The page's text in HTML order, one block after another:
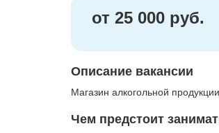
от 25 000 руб.
Описание вакансии
Магазин алкогольной
Чем предстоит